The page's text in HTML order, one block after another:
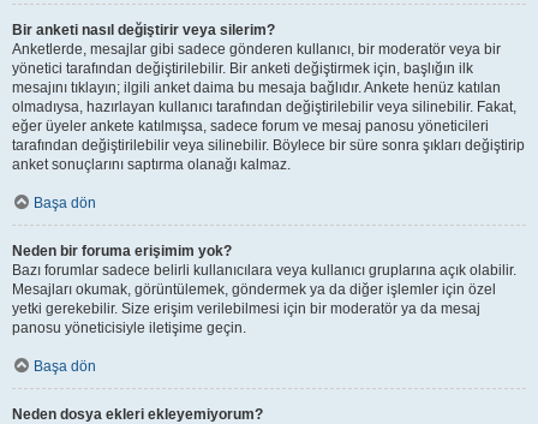
Bir anketi nasıl değiştirir veya silerim?
Anketlerde, mesajlar gibi sadece gönderen kullanıcı, bir moderatör veya bir
yönetici tarafından değiştirilebilir. Bir anketi değiştirmek için, başlığın ilk
mesajını tıklayın; ilgili anket daima bu mesaja bağlıdır. Ankete henüz katılan
olmadıysa, hazırlayan kullanıcı tarafından değiştirilebilir veya silinebilir. Fakat,
eğer üyeler ankete katılmışsa, sadece forum ve mesaj panosu yöneticileri
tarafından değiştirilebilir veya silinebilir. Böylece bir süre sonra şıkları değiştirip
anket sonuçlarını saptırma olanağı kalmaz.
Başa dön
Neden bir foruma erişimim yok?
Bazı forumlar sadece belirli kullanıcılara veya kullanıcı gruplarına açık olabilir.
Mesajları okumak, görüntülemek, göndermek ya da diğer işlemler için özel
yetki gerekebilir. Size erişim verilebilmesi için bir moderatör ya da mesaj
panosu yöneticisiyle iletişime geçin.
Başa dön
Neden dosya ekleri ekleyemiyorum?